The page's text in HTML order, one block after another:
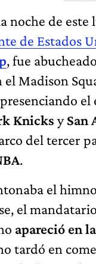
noche de este
de Estados
, fue
Madison
el
Knicks ySan
del tercer
.
el himno
el mandatario
apareció en
tardó en